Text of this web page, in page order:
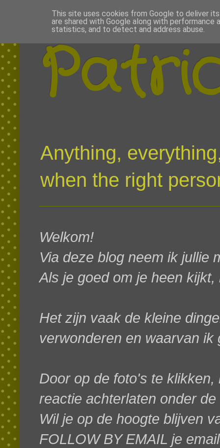
Anything,
when the right
Welkom!
Via deze blog neem ik jullie
Als je goed om je heen
Het zijn vaak de kleine
verwonderen en waarvan ik
Door op de foto's te
reactie achterlaten onder
Wil je op de hoogte blijven
FOLLOW BY EMAIL je
This site uses cookies from Google to deliver
are shared with Google along with
statistics, and to detect and address abuse.